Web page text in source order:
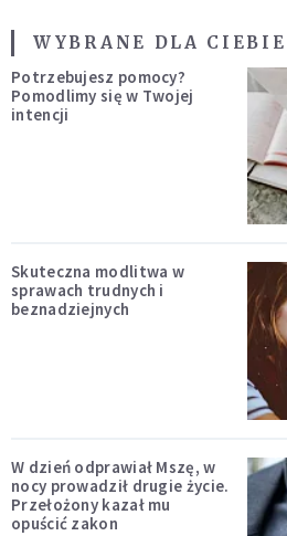
WYBRANE DLA CIEBIE
Potrzebujesz pomocy?
Pomodlimy się w Twojej
intencji
Skuteczna modlitwa w
sprawach trudnych i
beznadziejnych
W dzień odprawiał Mszę, w
nocy prowadził drugie życie.
Przełożony kazał mu
opuścić zakon